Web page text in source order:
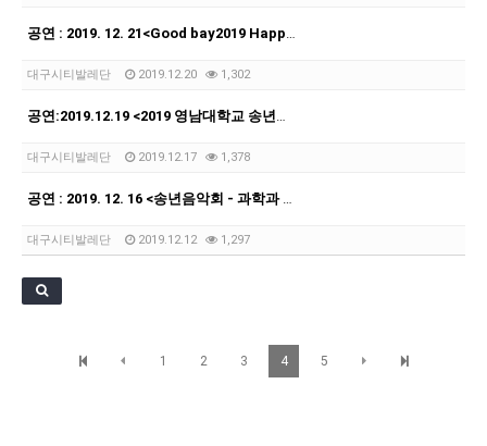
공연 : 2019. 12. 21<Good bay2019 Happy2020 발레(동물의 사육…
대구시티발레단 2019.12.20 1,302
공연:2019.12.19 <2019 영남대학교 송년음악회>천마아트센터 챔버홀
대구시티발레단 2019.12.17 1,378
공연 : 2019. 12. 16 <송년음악회 - 과학과 음악의 대화> 대구경북과학기술원 컨…
대구시티발레단 2019.12.12 1,297
1 2 3 4 5